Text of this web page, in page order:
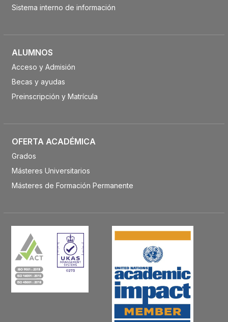
Sistema interno de información
ALUMNOS
Acceso y Admisión
Becas y ayudas
Preinscripción y Matrícula
OFERTA ACADÉMICA
Grados
Másteres Universitarios
Másteres de Formación Permanente